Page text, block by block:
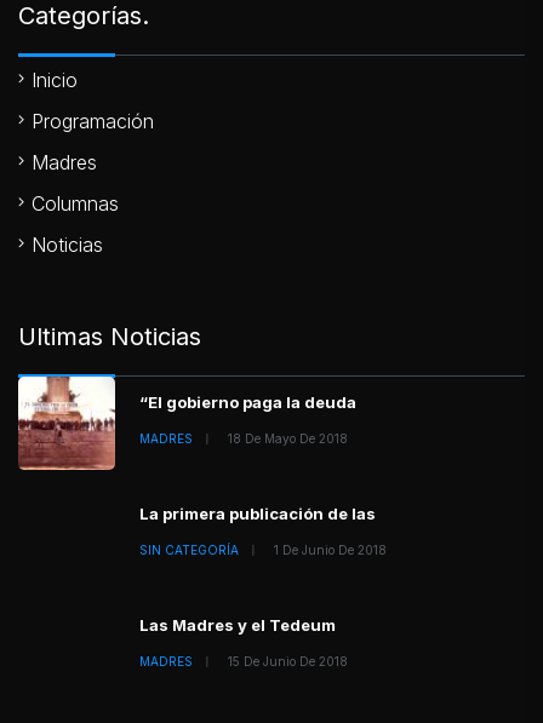
Categorías.
Inicio
Programación
Madres
Columnas
Noticias
Ultimas Noticias
“El gobierno paga la deuda
MADRES 18 De Mayo De 2018
La primera publicación de las
SIN CATEGORÍA 1 De Junio De 2018
Las Madres y el Tedeum
MADRES 15 De Junio De 2018